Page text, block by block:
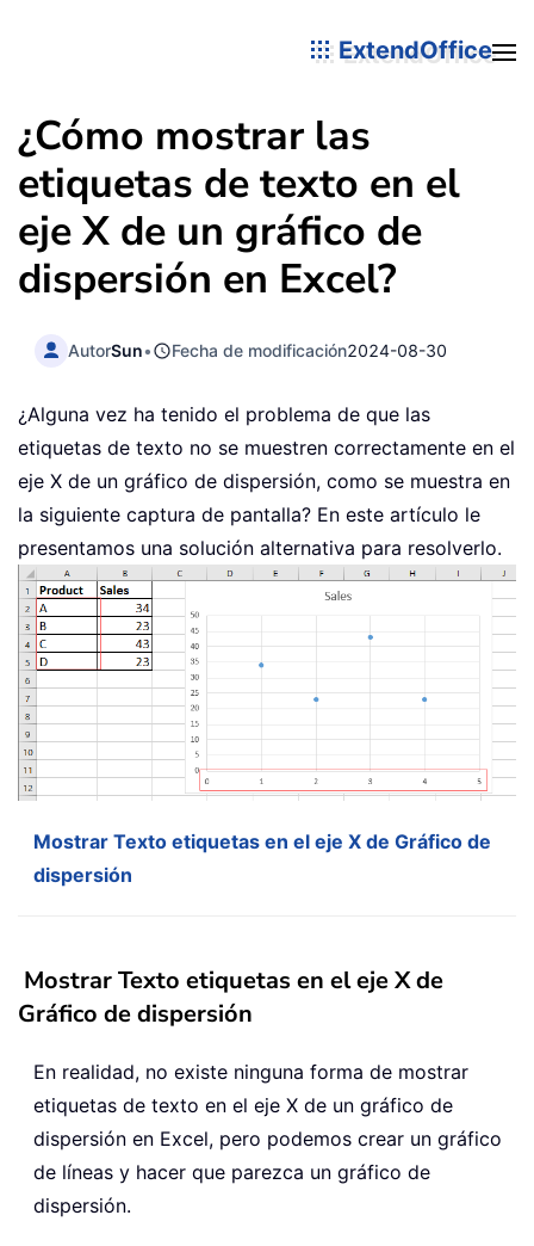
ExtendOffice
¿Cómo mostrar las
etiquetas de texto en el
eje X de un gráfico de
dispersión en Excel?
AutorSun• Fecha de modificación2024-08-30
¿Alguna vez ha tenido el problema de que las
etiquetas de texto no se muestren correctamente en el
eje X de un gráfico de dispersión, como se muestra en
la siguiente captura de pantalla? En este artículo le
presentamos una solución alternativa para resolverlo.
Mostrar Texto etiquetas en el eje X de Gráfico de
dispersión
Mostrar Texto etiquetas en el eje X de
Gráfico de dispersión
En realidad, no existe ninguna forma de mostrar
etiquetas de texto en el eje X de un gráfico de
dispersión en Excel, pero podemos crear un gráfico
de líneas y hacer que parezca un gráfico de
dispersión.